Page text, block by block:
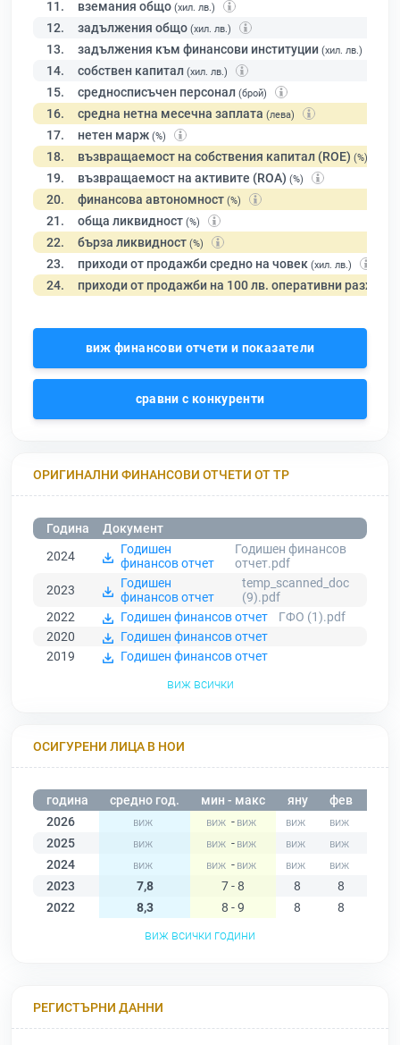
11. вземания общо (хил. лв.)
12. задължения общо (хил. лв.)
13. задължения към финансови институции (хил. лв.)
14. собствен капитал (хил. лв.)
15. средносписъчен персонал (брой)
16. средна нетна месечна заплата (лева)
17. нетен марж (%)
18. възвращаемост на собствения капитал (ROE) (%)
19. възвращаемост на активите (ROA) (%)
20. финансова автономност (%)
21. обща ликвидност (%)
22. бърза ликвидност (%)
23. приходи от продажби средно на човек (хил. лв.)
24. приходи от продажби на 100 лв. оперативни разходи
виж финансови отчети и показатели
сравни с конкуренти
ОРИГИНАЛНИ ФИНАНСОВИ ОТЧЕТИ ОТ ТР
Година
Документ
2024
Годишен
финансов отчет
Годишен финансов
отчет.pdf
2023
Годишен
финансов отчет
temp_scanned_doc
(9).pdf
2022
Годишен финансов отчет
ГФО (1).pdf
2020
Годишен финансов отчет
2019
Годишен финансов отчет
виж всички
ОСИГУРЕНИ ЛИЦА В НОИ
година средно год. мин - макс яну фев
2026
-
2025
-
2024
-
2023
7,8 7 - 8 8 8
2022
8,3 8 - 9 8 8
виж всички години
РЕГИСТЪРНИ ДАННИ